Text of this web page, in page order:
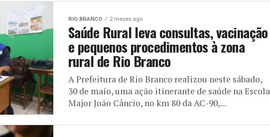
RIO BRANCO 2 meses ago
Saúde Rural leva consultas, vacinação
e pequenos procedimentos à zona
rural de Rio Branco
A Prefeitura de Rio Branco realizou neste sábado,
30 de maio, uma ação itinerante de saúde na Escola
Major João Câncio, no km 80 da AC-90,...